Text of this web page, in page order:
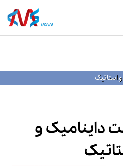
استاتیک
داینامیک و